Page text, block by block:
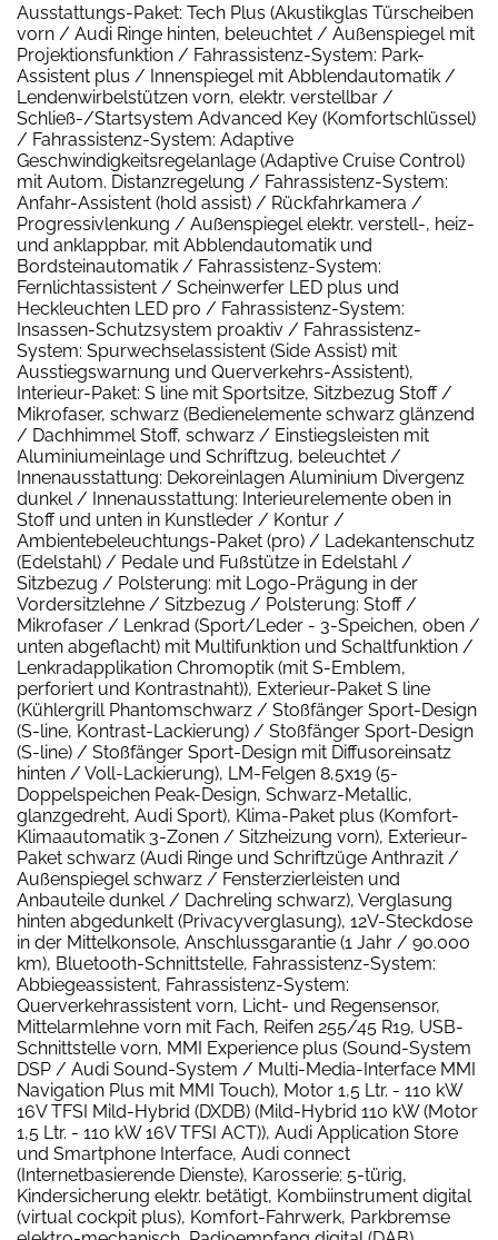
Ausstattungs-Paket: Tech Plus (Akustikglas Türscheiben
vorn / Audi Ringe hinten, beleuchtet / Außenspiegel mit
Projektionsfunktion / Fahrassistenz-System: Park-
Assistent plus / Innenspiegel mit Abblendautomatik /
Lendenwirbelstützen vorn, elektr. verstellbar /
Schließ-/Startsystem Advanced Key (Komfortschlüssel)
/ Fahrassistenz-System: Adaptive
Geschwindigkeitsregelanlage (Adaptive Cruise Control)
mit Autom. Distanzregelung / Fahrassistenz-System:
Anfahr-Assistent (hold assist) / Rückfahrkamera /
Progressivlenkung / Außenspiegel elektr. verstell-, heiz-
und anklappbar, mit Abblendautomatik und
Bordsteinautomatik / Fahrassistenz-System:
Fernlichtassistent / Scheinwerfer LED plus und
Heckleuchten LED pro / Fahrassistenz-System:
Insassen-Schutzsystem proaktiv / Fahrassistenz-
System: Spurwechselassistent (Side Assist) mit
Ausstiegswarnung und Querverkehrs-Assistent),
Interieur-Paket: S line mit Sportsitze, Sitzbezug Stoff /
Mikrofaser, schwarz (Bedienelemente schwarz glänzend
/ Dachhimmel Stoff, schwarz / Einstiegsleisten mit
Aluminiumeinlage und Schriftzug, beleuchtet /
Innenausstattung: Dekoreinlagen Aluminium Divergenz
dunkel / Innenausstattung: Interieurelemente oben in
Stoff und unten in Kunstleder / Kontur /
Ambientebeleuchtungs-Paket (pro) / Ladekantenschutz
(Edelstahl) / Pedale und Fußstütze in Edelstahl /
Sitzbezug / Polsterung: mit Logo-Prägung in der
Vordersitzlehne / Sitzbezug / Polsterung: Stoff /
Mikrofaser / Lenkrad (Sport/Leder - 3-Speichen, oben /
unten abgeflacht) mit Multifunktion und Schaltfunktion /
Lenkradapplikation Chromoptik (mit S-Emblem,
perforiert und Kontrastnaht)), Exterieur-Paket S line
(Kühlergrill Phantomschwarz / Stoßfänger Sport-Design
(S-line, Kontrast-Lackierung) / Stoßfänger Sport-Design
(S-line) / Stoßfänger Sport-Design mit Diffusoreinsatz
hinten / Voll-Lackierung), LM-Felgen 8,5x19 (5-
Doppelspeichen Peak-Design, Schwarz-Metallic,
glanzgedreht, Audi Sport), Klima-Paket plus (Komfort-
Klimaautomatik 3-Zonen / Sitzheizung vorn), Exterieur-
Paket schwarz (Audi Ringe und Schriftzüge Anthrazit /
Außenspiegel schwarz / Fensterzierleisten und
Anbauteile dunkel / Dachreling schwarz), Verglasung
hinten abgedunkelt (Privacyverglasung), 12V-Steckdose
in der Mittelkonsole, Anschlussgarantie (1 Jahr / 90.000
km), Bluetooth-Schnittstelle, Fahrassistenz-System:
Abbiegeassistent, Fahrassistenz-System:
Querverkehrassistent vorn, Licht- und Regensensor,
Mittelarmlehne vorn mit Fach, Reifen 255/45 R19, USB-
Schnittstelle vorn, MMI Experience plus (Sound-System
DSP / Audi Sound-System / Multi-Media-Interface MMI
Navigation Plus mit MMI Touch), Motor 1,5 Ltr. - 110 kW
16V TFSI Mild-Hybrid (DXDB) (Mild-Hybrid 110 kW (Motor
1,5 Ltr. - 110 kW 16V TFSI ACT)), Audi Application Store
und Smartphone Interface, Audi connect
(Internetbasierende Dienste), Karosserie: 5-türig,
Kindersicherung elektr. betätigt, Kombiinstrument digital
(virtual cockpit plus), Komfort-Fahrwerk, Parkbremse